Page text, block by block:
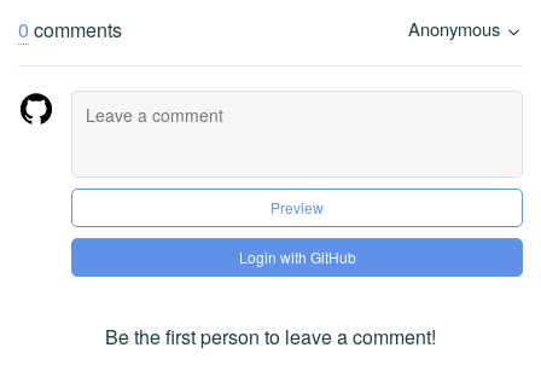
0 comments Anonymous
Preview
Login with GitHub
Be the first person to leave a comment!